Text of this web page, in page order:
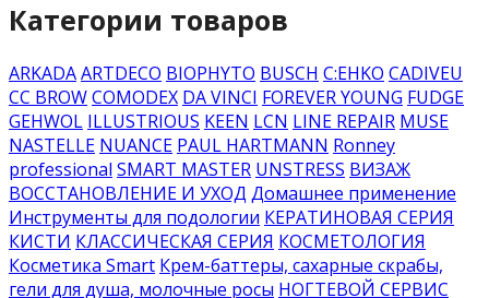
Категории товаров
ARKADAARTDECO BIOPHYTO BUSCH C:EHKO CADIVEU
CC BROWCOMODEX DA VINCI FOREVER YOUNG FUDGE
GEHWOL ILLUSTRIOUS KEEN LCN LINE REPAIR MUSE
NASTELLE NUANCE PAUL HARTMANN Ronney
professional SMART MASTER UNSTRESS ВИЗАЖ
ВОССТАНОВЛЕНИЕ И УХОД Домашнее применение
Инструменты для подологии КЕРАТИНОВАЯ СЕРИЯ
КИСТИ КЛАССИЧЕСКАЯ СЕРИЯ КОСМЕТОЛОГИЯ
Косметика Smart Крем-баттеры, сахарные скрабы,
гели для душа, молочные росы НОГТЕВОЙ СЕРВИС